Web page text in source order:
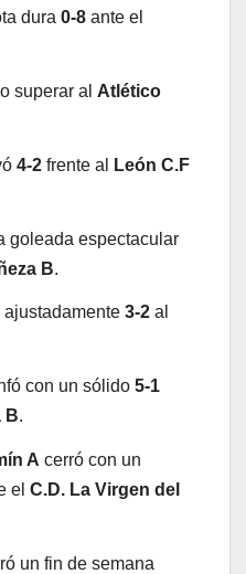
dura 0-8 ante el
superar al Atlético
4-2 frente al
León C.F
goleada espectacular
B.
ajustadamente 3-2 al
con un sólido 5-1
B.
A cerró con un
el C.D. La Virgen del
un fin de semana